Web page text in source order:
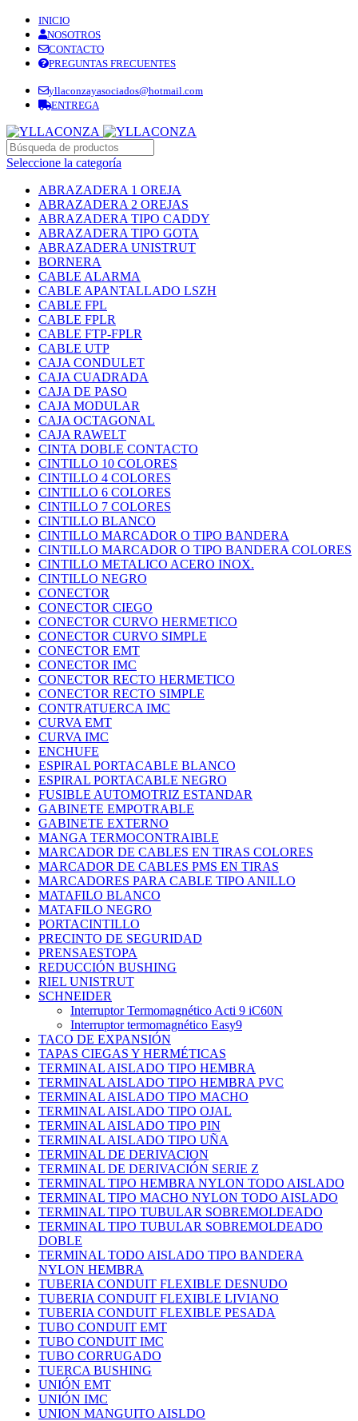
INICIO
NOSOTROS
CONTACTO
PREGUNTAS FRECUENTES
yllaconzayasociados@hotmail.com
ENTREGA
Seleccione la categoría
ABRAZADERA 1 OREJA
ABRAZADERA 2 OREJAS
ABRAZADERA TIPO CADDY
ABRAZADERA TIPO GOTA
ABRAZADERA UNISTRUT
BORNERA
CABLE ALARMA
CABLE APANTALLADO LSZH
CABLE FPL
CABLE FPLR
CABLE FTP-FPLR
CABLE UTP
CAJA CONDULET
CAJA CUADRADA
CAJA DE PASO
CAJA MODULAR
CAJA OCTAGONAL
CAJA RAWELT
CINTA DOBLE CONTACTO
CINTILLO 10 COLORES
CINTILLO 4 COLORES
CINTILLO 6 COLORES
CINTILLO 7 COLORES
CINTILLO BLANCO
CINTILLO MARCADOR O TIPO BANDERA
CINTILLO MARCADOR O TIPO BANDERA COLORES
CINTILLO METALICO ACERO INOX.
CINTILLO NEGRO
CONECTOR
CONECTOR CIEGO
CONECTOR CURVO HERMETICO
CONECTOR CURVO SIMPLE
CONECTOR EMT
CONECTOR IMC
CONECTOR RECTO HERMETICO
CONECTOR RECTO SIMPLE
CONTRATUERCA IMC
CURVA EMT
CURVA IMC
ENCHUFE
ESPIRAL PORTACABLE BLANCO
ESPIRAL PORTACABLE NEGRO
FUSIBLE AUTOMOTRIZ ESTANDAR
GABINETE EMPOTRABLE
GABINETE EXTERNO
MANGA TERMOCONTRAIBLE
MARCADOR DE CABLES EN TIRAS COLORES
MARCADOR DE CABLES PMS EN TIRAS
MARCADORES PARA CABLE TIPO ANILLO
MATAFILO BLANCO
MATAFILO NEGRO
PORTACINTILLO
PRECINTO DE SEGURIDAD
PRENSAESTOPA
REDUCCIÓN BUSHING
RIEL UNISTRUT
SCHNEIDER
Interruptor Termomagnético Acti 9 iC60N
Interruptor termomagnético Easy9
TACO DE EXPANSIÓN
TAPAS CIEGAS Y HERMÉTICAS
TERMINAL AISLADO TIPO HEMBRA
TERMINAL AISLADO TIPO HEMBRA PVC
TERMINAL AISLADO TIPO MACHO
TERMINAL AISLADO TIPO OJAL
TERMINAL AISLADO TIPO PIN
TERMINAL AISLADO TIPO UÑA
TERMINAL DE DERIVACION
TERMINAL DE DERIVACIÓN SERIE Z
TERMINAL TIPO HEMBRA NYLON TODO AISLADO
TERMINAL TIPO MACHO NYLON TODO AISLADO
TERMINAL TIPO TUBULAR SOBREMOLDEADO
TERMINAL TIPO TUBULAR SOBREMOLDEADO
DOBLE
TERMINAL TODO AISLADO TIPO BANDERA
NYLON HEMBRA
TUBERIA CONDUIT FLEXIBLE DESNUDO
TUBERIA CONDUIT FLEXIBLE LIVIANO
TUBERIA CONDUIT FLEXIBLE PESADA
TUBO CONDUIT EMT
TUBO CONDUIT IMC
TUBO CORRUGADO
TUERCA BUSHING
UNIÓN EMT
UNIÓN IMC
UNION MANGUITO AISLDO